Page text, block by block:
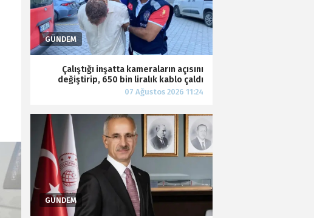
Çalıştığı inşatta kameraların açısını
değiştirip, 650 bin liralık kablo çaldı